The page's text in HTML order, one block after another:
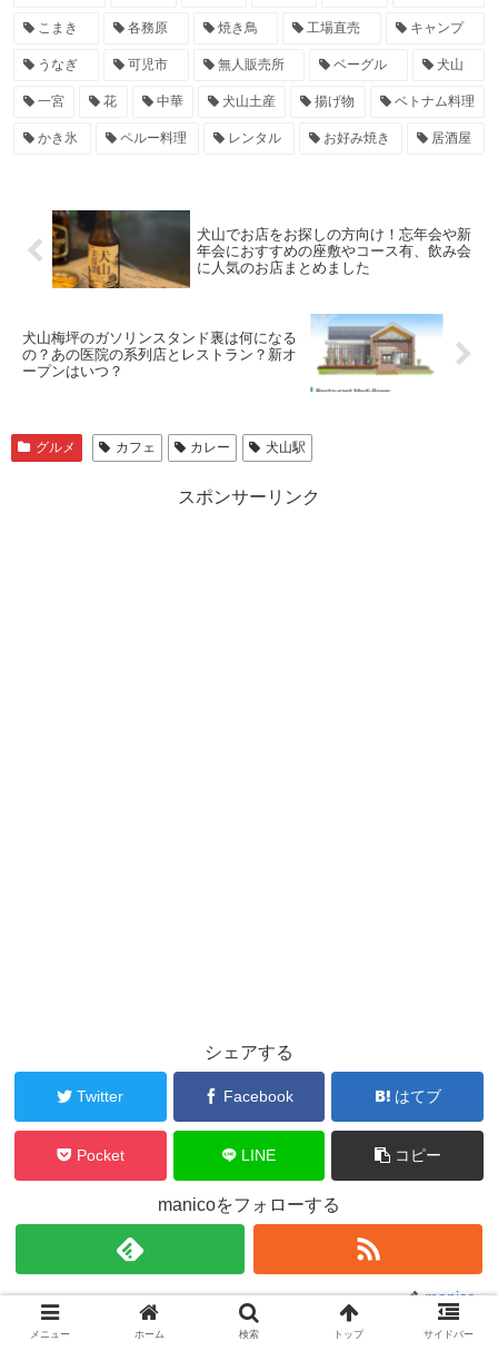
こまき 各務原 焼き鳥 工場直売 キャンプ
うなぎ 可児市 無人販売所 ベーグル 犬山
一宮 花 中華 犬山土産 揚げ物 ベトナム料理
かき氷 ペルー料理 レンタル お好み焼き 居酒屋
犬山でお店をお探しの方向け！忘年会や新
年会におすすめの座敷やコース有、飲み会
に人気のお店まとめました
犬山梅坪のガソリンスタンド裏は何になる
の？あの医院の系列店とレストラン？新オ
ープンはいつ？
グルメ カフェ カレー 犬山駅
スポンサーリンク
シェアする
Twitter Facebook はてブ
Pocket LINE コピー
manicoをフォローする
manico
メニュー ホーム 検索 トップ サイドバー